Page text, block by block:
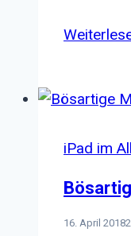
iPad im
16. April 2018